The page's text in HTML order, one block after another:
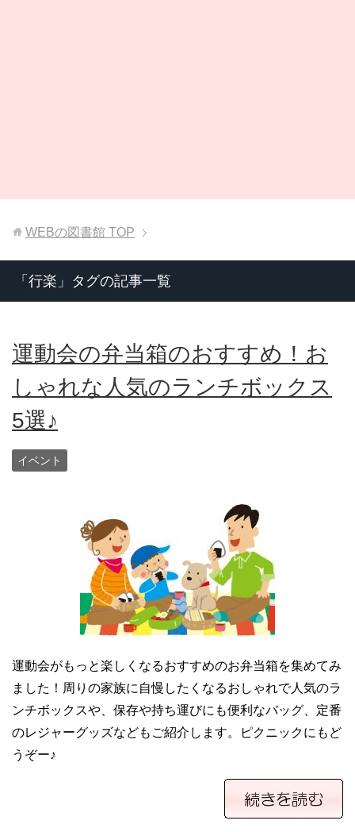
WEBの図書館 TOP
「行楽」タグの記事一覧
運動会の弁当箱のおすすめ！お
しゃれな人気のランチボックス
5選♪
イベント
運動会がもっと楽しくなるおすすめのお弁当箱を集めてみ
ました！周りの家族に自慢したくなるおしゃれで人気のラ
ンチボックスや、保存や持ち運びにも便利なバッグ、定番
のレジャーグッズなどもご紹介します。ピクニックにもど
うぞー♪